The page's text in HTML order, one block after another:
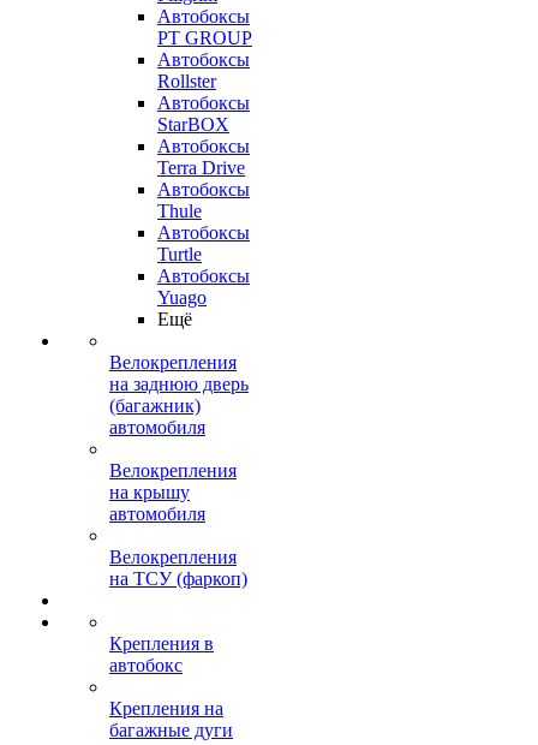
Автобоксы
PT GROUP
Автобоксы
Rollster
Автобоксы
StarBOX
Автобоксы
Terra Drive
Автобоксы
Thule
Автобоксы
Turtle
Автобоксы
Yuago
Ещё
Велокрепления
на заднюю дверь
(багажник)
автомобиля
Велокрепления
на крышу
автомобиля
Велокрепления
на ТСУ (фаркоп)
Крепления в
автобокс
Крепления на
багажные дуги